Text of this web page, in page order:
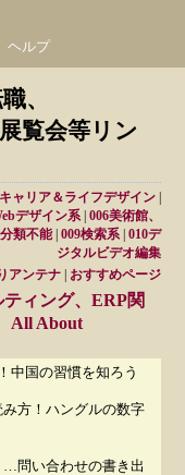
ヘルプ
、
覧会等リン
ャリア＆ライフデザイン|
デザイン系| 006美術館、
類不能| 009検索系| 010デ
ジタルビデオ編集
アンテナ| おすすめページ
ティング、ERP関
All About
中国の習慣を知ろう
方！ハングルの数字
…問い合わせの書き出